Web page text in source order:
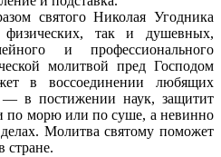
святого Николая Угодника
так и душевных,
и профессионального
молитвой пред Господом
в воссоединении любящих
— в постижении наук, защитит
по морю или по суше, а невинно
Молитва святому поможет
стране.